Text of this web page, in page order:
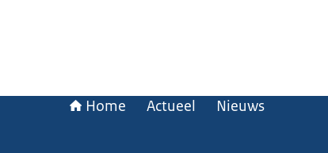
Home Actueel Nieuws